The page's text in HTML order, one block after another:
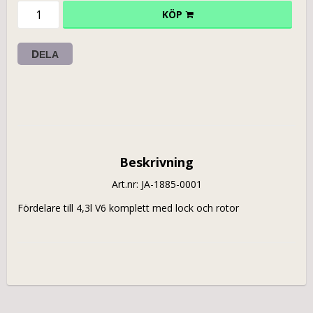
KÖP
DELA
Beskrivning
Art.nr: JA-1885-0001
Fördelare till 4,3l V6 komplett med lock och rotor